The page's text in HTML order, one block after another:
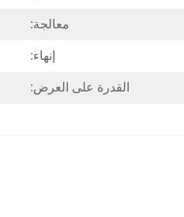
معالجة:
إنهاء:
القدرة على العرض: